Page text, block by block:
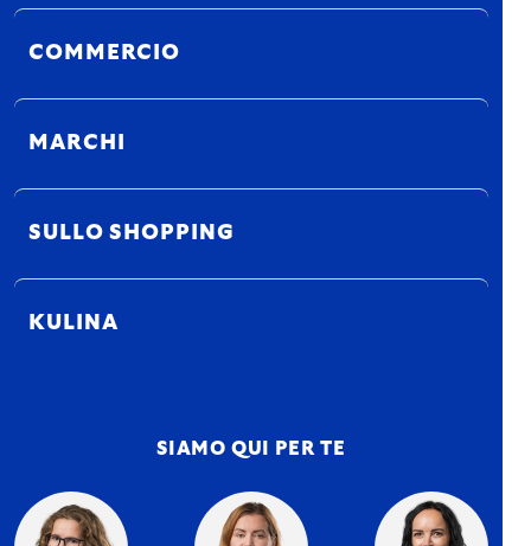
COMMERCIO
MARCHI
SULLO SHOPPING
KULINA
SIAMO QUI PER TE